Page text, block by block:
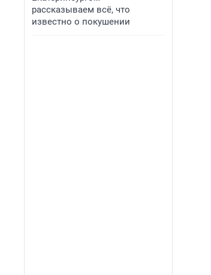
рассказываем всё, что
известно о покушении